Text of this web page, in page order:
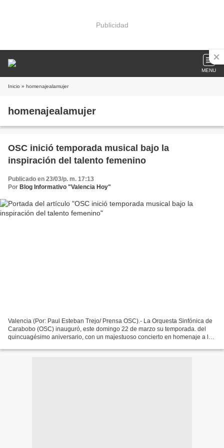
Publicidad
MENU
Inicio » homenajealamujer
homenajealamujer
OSC inició temporada musical bajo la
inspiración del talento femenino
Publicado en 23/03/p. m. 17:13
Por Blog Informativo "Valencia Hoy"
Valencia (Por: Paul Esteban Trejo/ Prensa OSC).- La Orquesta Sinfónica de
Carabobo (OSC) inauguró, este domingo 22 de marzo su temporada. del
quincuagésimo aniversario, con un majestuoso concierto en homenaje a la